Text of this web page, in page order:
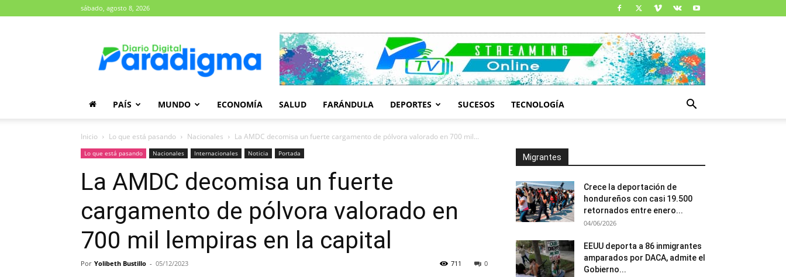
sábado, agosto 8, 2026
Paradigma
PAÍS MUNDO ECONOMÍA SALUD FARÁNDULA DEPORTES SUCESOS TECNOLOGÍA
Inicio Lo que está pasando Nacionales La AMDC decomisa un fuerte cargamento de pólvora valorado en 700 mil...
Lo que está pasando Nacionales Internacionales Noticia Portada
La AMDC decomisa un fuerte
cargamento de pólvora valorado en
700 mil lempiras en la capital
Por Yolibeth Bustillo - 05/12/2023 0
711
Migrantes
Crece la deportación de
hondureños con casi 19.500
retornados entre enero...
04/06/2026
EEUU deporta a 86 inmigrantes
amparados por DACA, admite el
Gobierno...